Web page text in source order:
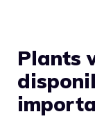
Plants